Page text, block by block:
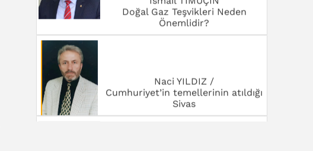
Naci YILDIZ /
Cumhuriyet’in temellerinin atıldığı
Sivas
Orhan ARSLAN /Eğitimci -Yazar
BAYRAM YARDIM SEFERBERLİĞİ